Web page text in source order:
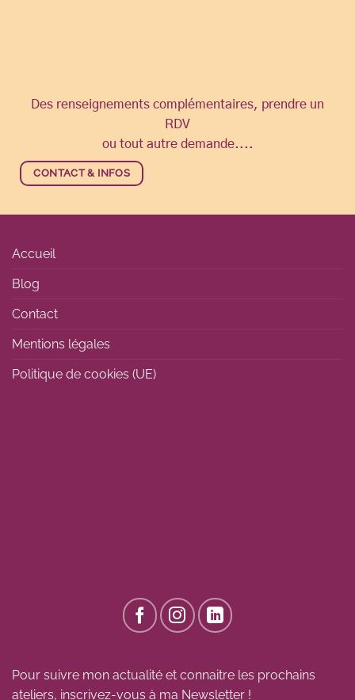
Des renseignements complémentaires, prendre un
RDV
ou tout autre demande....
CONTACT & INFOS
Accueil
Blog
Contact
Mentions légales
Politique de cookies (UE)
Pour suivre mon actualité et connaitre les prochains
ateliers, inscrivez-vous à ma Newsletter !